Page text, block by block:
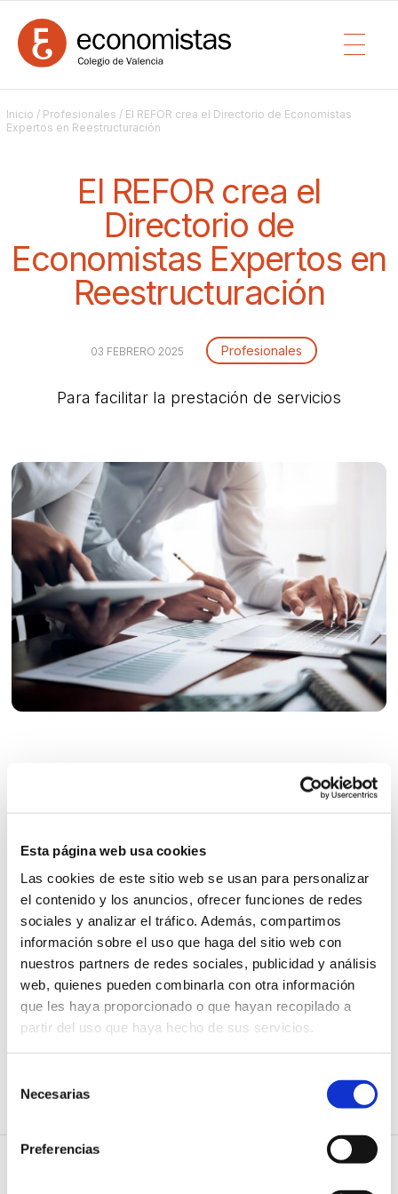
Esta página web usa cookies
Las cookies de este sitio web se usan para personalizar
el contenido y los anuncios, ofrecer funciones de redes
sociales y analizar el tráfico. Además, compartimos
información sobre el uso que haga del sitio web con
nuestros partners de redes sociales, publicidad y análisis
web, quienes pueden combinarla con otra información
que les haya proporcionado o que hayan recopilado a
partir del uso que haya hecho de sus servicios.
Necesarias
Preferencias
Inicio / Profesionales / El REFOR crea el Directorio de Economistas
Expertos en Reestructuración
El REFOR crea el
Directorio de
Economistas Expertos en
Reestructuración
03 FEBRERO 2025 Profesionales
Para facilitar la prestación de servicios
General de Economistas, REFOR-CGE, se ha decidido
crear un Directorio de Economistas Expertos en
Este directorio permitirá a los profesionales economistas
colegiados formar parte de él, si así lo desean, de cara a
promover y facilitar la prestación de servicios
relacionados con la reestructuración por los
profesionales de la economía y la empresa.
Además, estará disponible en la página web del CGE y
podrá ser facilitado a los distintos órganos de la
Administración de Justicia, entidades financieras,
organizaciones empresariales, Consejos Generales de
otras profesiones y otras entidades que puedan actuar
perfectamente con esta figura de experto.